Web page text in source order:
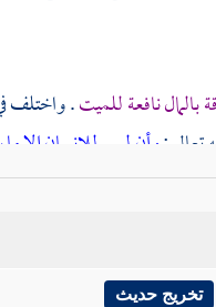
بالمال نافعة للميت. واختلف
تعالى :وأن ليس للإنسان إلا ما
تخريج حديث